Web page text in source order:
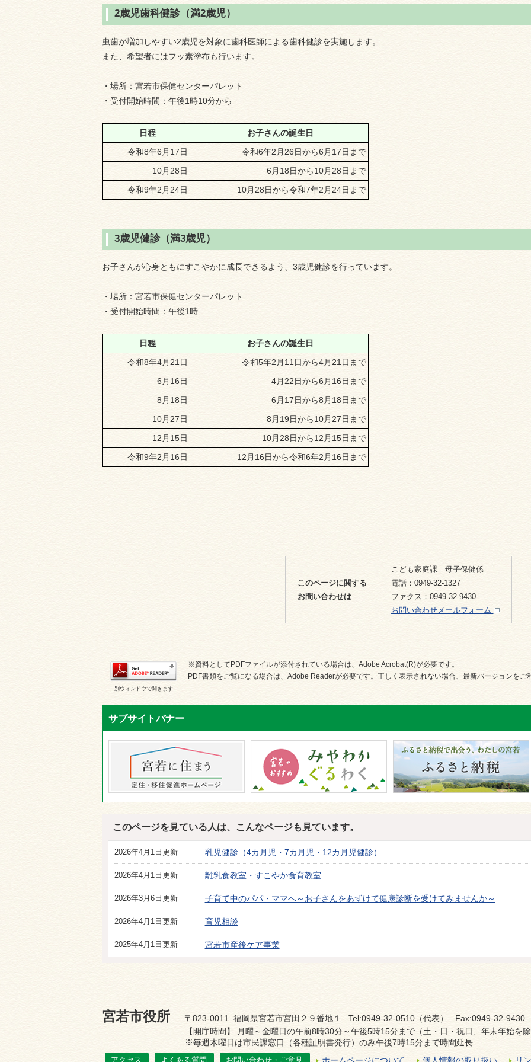
2歳児歯科健診（満2歳児）
虫歯が増加しやすい2歳児を対象に歯科医師による歯科健診を実施します。
また、希望者にはフッ素塗布も行います。
・場所：宮若市保健センターパレット
・受付開始時間：午後1時10分から
日程
お子さんの誕生日
令和8年6月17日
令和6年2月26日から6月17日まで
10月28日
6月18日から10月28日まで
令和9年2月24日
10月28日から令和7年2月24日まで
3歳児健診（満3歳児）
お子さんが心身ともにすこやかに成長できるよう、3歳児健診を行っています。
・場所：宮若市保健センターパレット
・受付開始時間：午後1時
日程
お子さんの誕生日
令和8年4月21日
令和5年2月11日から4月21日まで
6月16日
4月22日から6月16日まで
8月18日
6月17日から8月18日まで
10月27日
8月19日から10月27日まで
12月15日
10月28日から12月15日まで
令和9年2月16日
12月16日から令和6年2月16日まで
このページに関する
お問い合わせは
こども家庭課 母子保健係
電話：0949-32-1327
ファクス：0949-32-9430
お問い合わせメールフォーム
別ウィンドウで開きます
※資料としてPDFファイルが添付されている場合は、Adobe Acrobat(R)が必要です。
PDF書類をご覧になる場合は、Adobe Readerが必要です。正しく表示されない場合、最新バージョンをご
サブサイトバナー
このページを見ている人は、こんなページも見ています。
2026年4月1日更新 乳児健診（4カ月児・7カ月児・12カ月児健診）
2026年4月1日更新 離乳食教室・すこやか食育教室
2026年3月6日更新 子育て中のパパ・ママへ～お子さんをあずけて健康診断を受けてみませんか～
2026年4月1日更新 育児相談
2025年4月1日更新 宮若市産後ケア事業
宮若市役所
〒823-0011 福岡県宮若市宮田２９番地１ Tel:0949-32-0510（代表） Fax:0949-32-9430
【開庁時間】 月曜～金曜日の午前8時30分～午後5時15分まで（土・日・祝日、年末年始を
※毎週木曜日は市民課窓口（各種証明書発行）のみ午後7時15分まで時間延長
アクセス よくある質問 お問い合わせ・ご意見